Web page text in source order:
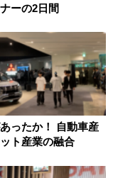
ーの2日間
ったか！ 自動車産
ト産業の融合